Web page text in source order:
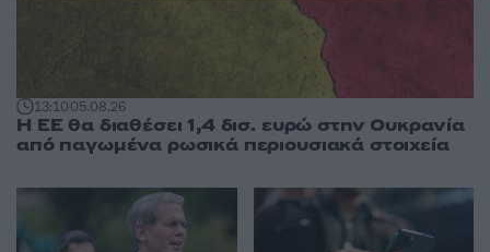
13:1005.08.26
Η ΕΕ θα διαθέσει 1,4 δισ. ευρώ στην Ουκρανία
από παγωμένα ρωσικά περιουσιακά στοιχεία